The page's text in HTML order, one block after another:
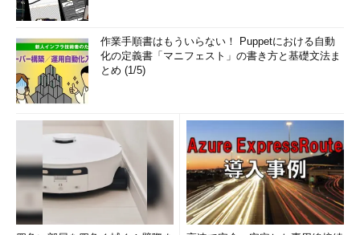
作業手順書はもういらない！ Puppetにおける自動
化の定義書「マニフェスト」の書き方と基礎文法ま
とめ (1/5)